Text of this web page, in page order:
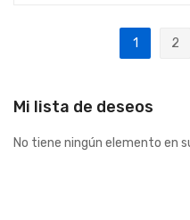
Página
1
2
Mi lista de deseos
No tiene ningún elemento en